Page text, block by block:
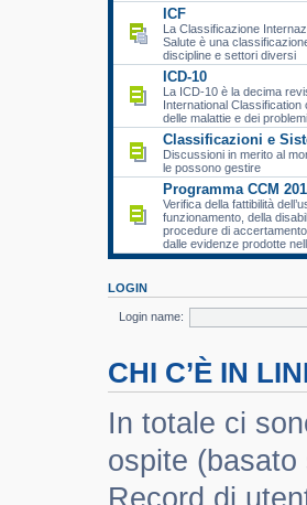
ICF
La Classificazione
Salute è una
discipline e settori diversi
ICD-10
La ICD-10 è la decima
International
delle malattie e dei
Classificazioni e
Discussioni in merito al
le possono gestire
Programma CCM
Verifica della fattibilità
funzionamento, della
procedure di
dalle evidenze prodotte
LOGIN
Login name:
CHI C’È IN
In totale ci
ospite